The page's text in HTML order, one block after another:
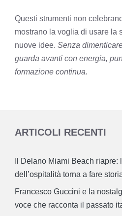
Questi strumenti non
mostrano la voglia di usare la
nuove idee. Senza
guarda avanti con energia,
formazione continua.
ARTICOLI RECENTI
Il Delano Miami Beach riapre:
dell’ospitalità torna a fare
Francesco Guccini e la
voce che racconta il passato